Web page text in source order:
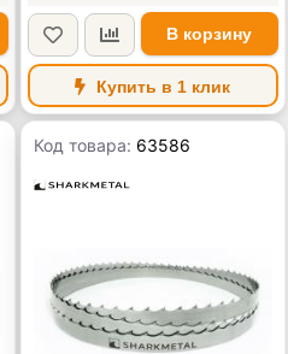
В корзину
Купить в 1 клик
Код товара: 63586